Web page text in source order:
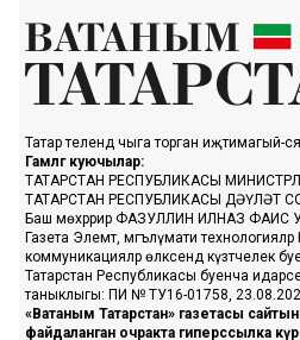
Татар телендә чыга торган иҗтимагый-
Гамәлгә куючылар:
ТАТАРСТАН РЕСПУБЛИКАСЫ
ТАТАРСТАН РЕСПУБЛИКАСЫ ДӘҮЛӘТ
Баш мөхәррир ФАЗУЛЛИН ИЛНАЗ ФАИС
Газета Элемтә, мәгълүмати технологияләр
коммуникацияләр өлкәсендә күзәтчелек
Татарстан Республикасы буенча
таныклыгы: ПИ № ТУ16-01758,
«Ватаным Татарстан» газетасы
файдаланган очракта гиперссылка